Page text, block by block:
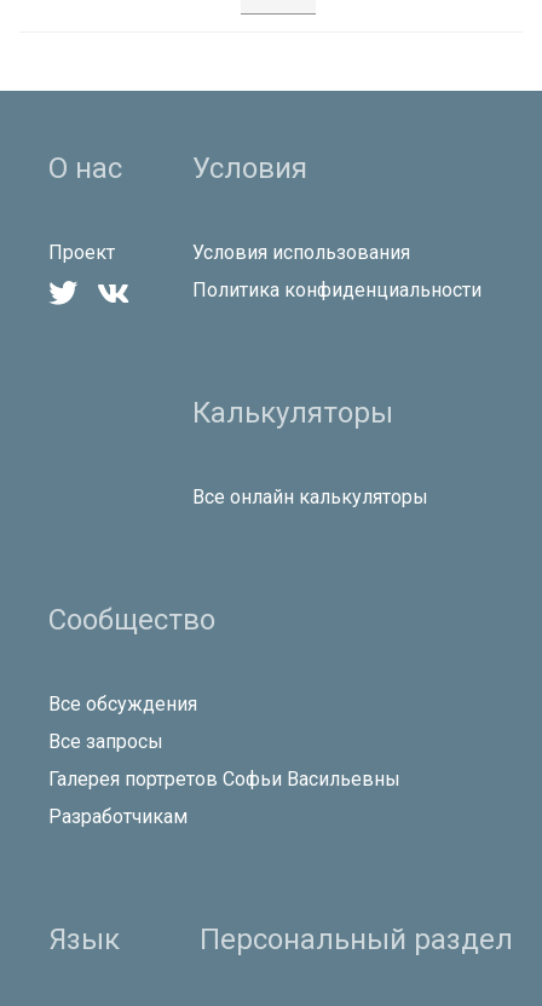
О нас
Проект
 
Условия
Условия использования
Политика конфиденциальности
Калькуляторы
Все онлайн калькуляторы
Сообщество
Все обсуждения
Все запросы
Галерея портретов Софьи Васильевны
Разработчикам
Язык Персональный раздел